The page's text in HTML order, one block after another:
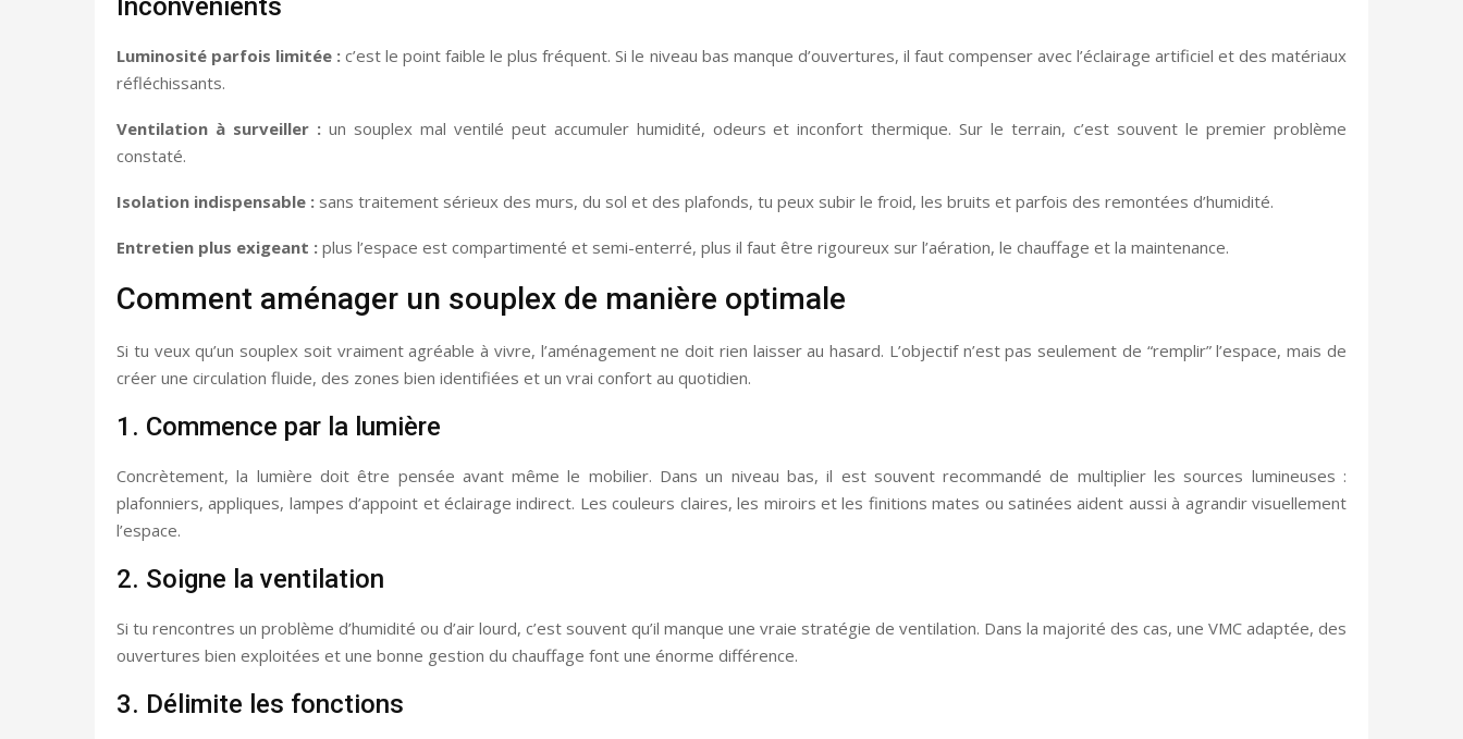
Luminosité parfois limitée : c’est le point faible le plus fréquent. Si le niveau bas manque d’ouvertures, il faut compenser avec l’éclairage artificiel et des matériaux
réfléchissants.
Ventilation à surveiller :un souplex mal ventilé peut accumuler humidité, odeurs et inconfort thermique. Sur le terrain, c’est souvent le premier problème
constaté.
Isolation indispensable : sans traitement sérieux des murs, du sol et des plafonds, tu peux subir le froid, les bruits et parfois des remontées d’humidité.
Entretien plus exigeant : plus l’espace est compartimenté et semi-enterré, plus il faut être rigoureux sur l’aération, le chauffage et la maintenance.
Comment aménager un souplex de manière optimale
Si tu veux qu’un souplex soit vraiment agréable à vivre, l’aménagement ne doit rien laisser au hasard. L’objectif n’est pas seulement de “remplir” l’espace, mais de
créer une circulation fluide, des zones bien identifiées et un vrai confort au quotidien.
1. Commence par la lumière
Concrètement, la lumière doit être pensée avant même le mobilier. Dans un niveau bas, il est souvent recommandé de multiplier les sources lumineuses :
plafonniers, appliques, lampes d’appoint et éclairage indirect. Les couleurs claires, les miroirs et les finitions mates ou satinées aident aussi à agrandir visuellement
l’espace.
2. Soigne la ventilation
Si tu rencontres un problème d’humidité ou d’air lourd, c’est souvent qu’il manque une vraie stratégie de ventilation. Dans la majorité des cas, une VMC adaptée, des
ouvertures bien exploitées et une bonne gestion du chauffage font une énorme différence.
3. Délimite les fonctions